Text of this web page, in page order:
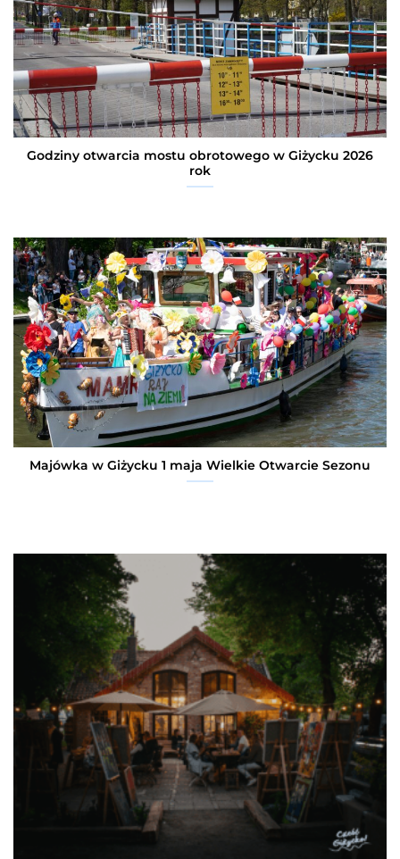
Godziny otwarcia mostu obrotowego w Giżycku 2026
rok
Majówka w Giżycku 1 maja Wielkie Otwarcie Sezonu